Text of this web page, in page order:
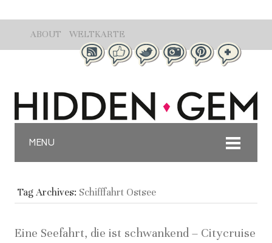
ABOUT WELTKARTE
MENU
Tag Archives: Schifffahrt Ostsee
Eine Seefahrt, die ist schwankend – Citycruise